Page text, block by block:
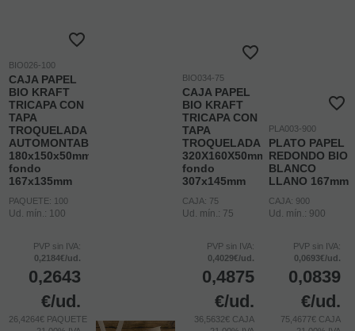
BIO026-100
CAJA PAPEL
BIO KRAFT
TRICAPA CON
TAPA
TROQUELADA
AUTOMONTABLE
180x150x50mm
fondo
167x135mm
PAQUETE: 100
Ud. mín.: 100
PVP sin IVA:
0,2184€/ud.
0,2643
€/ud.
26,4264€ PAQUETE
BIO034-75
CAJA PAPEL
BIO KRAFT
TRICAPA CON
TAPA
TROQUELADA
320X160X50mm
fondo
307x145mm
CAJA: 75
Ud. mín.: 75
PVP sin IVA:
0,4029€/ud.
0,4875
€/ud.
36,5632€ CAJA
PLA003-900
PLATO PAPEL
REDONDO BIO
BLANCO
LLANO 167mm
CAJA: 900
Ud. mín.: 900
PVP sin IVA:
0,0693€/ud.
0,0839
€/ud.
75,4677€ CAJA